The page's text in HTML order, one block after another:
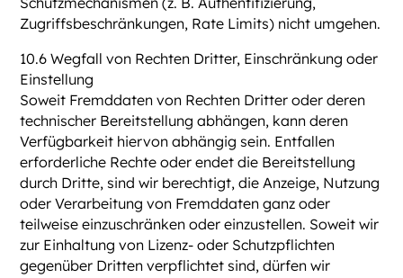
Zugriffsbeschränkungen, Rate Limits) nicht umgehen.
10.6 Wegfall von Rechten Dritter, Einschränkung oder
Einstellung
Soweit Fremddaten von Rechten Dritter oder deren
technischer Bereitstellung abhängen, kann deren
Verfügbarkeit hiervon abhängig sein. Entfallen
erforderliche Rechte oder endet die Bereitstellung
durch Dritte, sind wir berechtigt, die Anzeige, Nutzung
oder Verarbeitung von Fremddaten ganz oder
teilweise einzuschränken oder einzustellen. Soweit wir
zur Einhaltung von Lizenz- oder Schutzpflichten
gegenüber Dritten verpflichtet sind, dürfen wir